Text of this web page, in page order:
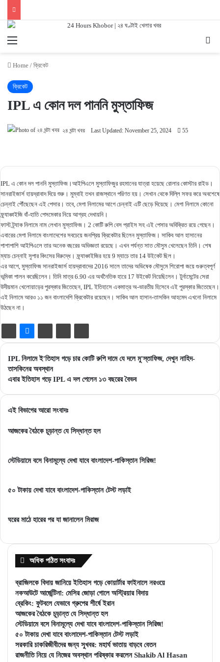
Menu
Home / ক্রিকেট
ক্রিকেট
IPL এ কোন দল পাননি মুস্তাফিজ
২৪ ঘন্টা খবর Last Updated: November 25, 2024 55
IPL এ কোন দল পাননি মুস্তাফিজ।আইপিএলে মুস্তাফিজুর রহমানের যাত্রা হয়েছে রোলার কোস্টার রাইড।
সানরাইজার্স হায়দ্রাবাদ দিয়ে শুরু। মুম্বাই তখন রাজস্থানে পরিণত হয়। সেখান থেকে দিল্লি সফর করে অবশেষে
চেন্নাই পৌঁছেছেন এই পেসার। তবে, মেগা নিলামের আগে চেন্নাই এটি ছেড়ে দিয়েছে। মেগা নিলামে কোনো
ফ্র্যাঞ্চাইজি বাঁ-হাতি পেসমেকার নিয়ে আগ্রহ দেখায়নি।
ফাস্ট ট্র্যাক নিলামে নাম লেখান মুস্তাফিজ। 2 কোটি রুপি বেস প্রাইস সহ এই পেসার অবিক্রিত রয়ে গেছেন।
এবারের মেগা নিলামে বাংলাদেশের সবচেয়ে জনপ্রিয় ক্রিকেটার ছিলেন মুস্তাফিজ। সাকিব আল হাসানের
পাশাপাশি আইপিএলে তার অনেক বছরের অভিজ্ঞতা রয়েছে। এখন পর্যন্ত সাত মৌসুম খেলেছেন তিনি। শেষ
ম্যাচ চেন্নাই সুপার কিংসের বিরুদ্ধে। ফ্র্যাঞ্চাইজির হয়ে 9 ম্যাচে তার 14 উইকেট ছিল।
এর আগে, মুস্তাফিজ সানরাইজার্স হায়দ্রাবাদের 2016 সালে তাদের অভিষেক মৌসুমে শিরোপা জয়ে গুরুত্বপূর্ণ
ভূমিকা পালন করেছিলেন। তিনি মাত্র 6.90 এর অর্থনৈতিক হারে 17 উইকেট নিয়েছিলেন। টুর্নামেন্টের সেরা
উদীয়মান খেলোয়াড়ের পুরস্কার জিতেছেন, IPL ইতিহাসে একমাত্র অ-ভারতীয় হিসেবে এই পুরস্কার জিতেছেন।
এই নিলামে আরও ১১ জন বাংলাদেশি ক্রিকেটার রয়েছেন। সাকিব আল হাসান-তাসকিন আহমেদ এখনো নিলামে
উঠছেন না।
IPL
নিলামে
ই'তিহাস
কোটি
দামে
মু'স্তাফিজ,
তাসকিনের
IPL নিলামে ই'তিহাস গড়ে চার কোটি রুপি দামে যে দলে মু'স্তাফিজ, দেখুন নাহিদ-
তাসকিনের অবস্থান
এবার
IPL
দল
বছরের
এবার ইতিহাস গড়ে IPL এ দল পেলেন ১৩ বছরের বৈভব
এই বিভাগের আরো সংবাদঃ
আজকের বৈঠকে চূড়ান্ত যে সিদ্ধান্ত হল
স্টেডিয়ামে বসে বিনামূল্যে দেখা যাবে বাংলাদেশ-পাকিস্তান সিরিজ!
৫০ টাকায় দেখা যাবে বাংলাদেশ-পাকিস্তান টেস্ট লড়াই
ঘরের মাঠে হারের পর যা জানালেন মিরাজ
অধিক পঠিত সংবাদঃ
ব্রাজিলকে বিদায় জানিয়ে ইতিহাস গড়ে কোয়ার্টার ফাইনালে নরওয়ে
নকআউটে আর্জেন্টিনা: মেসির জোড়া গোলে অস্ট্রিয়ার বিদায়
ব্রেকিং: ফুটবলে যেভাবে গ্রুপের শীর্ষে ইরান
আজকের বৈঠকে চূড়ান্ত যে সিদ্ধান্ত হল
স্টেডিয়ামে বসে বিনামূল্যে দেখা যাবে বাংলাদেশ-পাকিস্তান সিরিজ!
৫০ টাকায় দেখা যাবে বাংলাদেশ-পাকিস্তান টেস্ট লড়াই
সরকারি চাকরিজীবীদের জন্য সুখবর: মহার্ঘ ভাতায় বাড়বে বেতন
রাজনীতি নিয়ে যে নিজের অবস্থান পরিষ্কার করলেন Shakib Al Hasan